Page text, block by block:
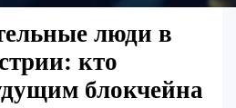
люди в
кто
блокчейна